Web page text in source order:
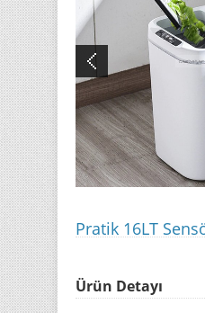
Pratik 16LT
Ürün Detayı